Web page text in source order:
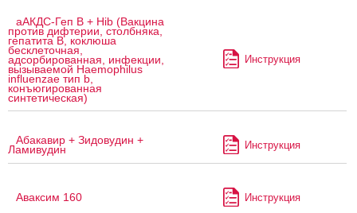
аАКДС-Геп B + Hib (Вакцина
против дифтерии, столбняка,
гепатита B, коклюша
бесклеточная,
адсорбированная, инфекции,
вызываемой Haemophilus
influenzae тип b,
конъюгированная
синтетическая)
Инструкция
Абакавир + Зидовудин +
Ламивудин Инструкция
Аваксим 160 Инструкция